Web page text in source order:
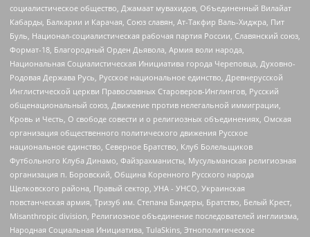
социалистическое общество, Джамаат мувахидов, Объединенный Вилайат
Кабарды, Балкарии и Карачая, Союз славян, Ат-Такфир Валь-Хиджра, Пит
Буль, Национал-социалистическая рабочая партия России, Славянский союз,
Формат-18, Благородный Орден Дьявола, Армия воли народа,
Национальная Социалистическая Инициатива города Череповца, Духовно-
Родовая Держава Русь, Русское национальное единство, Древнерусской
Инглистической церкви Православных Староверов-Инглингов, Русский
общенациональный союз, Движение против нелегальной иммиграции,
Кровь и Честь, О свободе совести и о религиозных объединениях, Омская
организация общественного политического движения Русское
национальное единство, Северное Братство, Клуб Болельщиков
Футбольного Клуба Динамо, Файзрахманисты, Мусульманская религиозная
организация п. Боровский, Община Коренного Русского народа
Щелковского района, Правый сектор, УНА - УНСО, Украинская
повстанческая армия, Тризуб им. Степана Бандеры, Братство, Белый Крест,
Misanthropic division, Религиозное объединение последователей инглиизма,
Народная Социальная Инициатива, TulaSkins, Этнополитическое